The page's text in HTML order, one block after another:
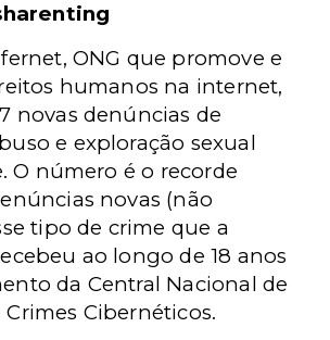
ONG que promove e
humanos na internet,
novas denúncias de
e exploração sexual
O número é o recorde
novas (não
tipo de crime que a
ao longo de 18 anos
da Central Nacional de
Cibernéticos.